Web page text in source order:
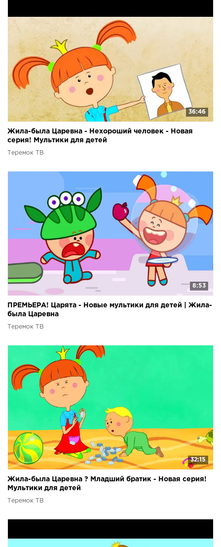
36:46
Жила-была Царевна - Нехороший человек - Новая
серия! Мультики для детей
Теремок ТВ
8:53
ПРЕМЬЕРА! Царята - Новые мультики для детей | Жила-
была Царевна
Теремок ТВ
32:15
Жила-была Царевна ? Младший братик - Новая серия!
Мультики для детей
Теремок ТВ